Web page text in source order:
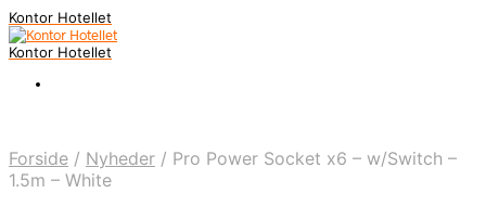
Kontor Hotellet
Kontor Hotellet
Forside / Nyheder / Pro Power Socket x6 – w/Switch –
1.5m – White